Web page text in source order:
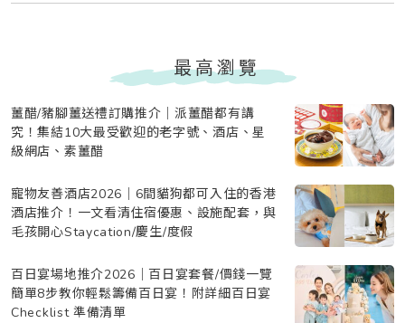
最高瀏覽
薑醋/豬腳薑送禮訂購推介｜派薑醋都有講
究！集結10大最受歡迎的老字號、酒店、星
級網店、素薑醋
寵物友善酒店2026｜6間貓狗都可入住的香港
酒店推介！一文看清住宿優惠、設施配套，與
毛孩開心Staycation/慶生/度假
百日宴場地推介2026｜百日宴套餐/價錢一覽
簡單8步教你輕鬆籌備百日宴！附詳細百日宴
Checklist 準備清單